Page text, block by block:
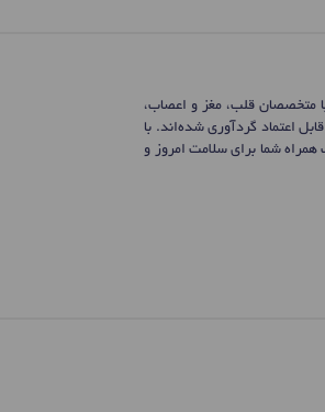
متخصصان قلب، مغز و اعصاب،
اعتماد گردآوری شده‌اند. با
شما برای سلامت امروز و